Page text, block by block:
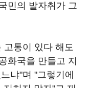
민의 발자취가 그
고통이 있다 해도
화국을 만들고 지
냐"며 "그렇기에